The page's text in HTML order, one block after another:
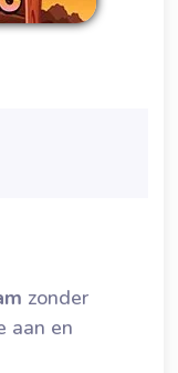
zonder
aan en